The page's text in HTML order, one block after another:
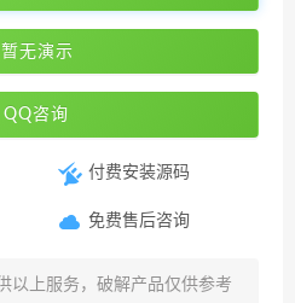
暂无演示
QQ咨询
付费安装源码
免费售后咨询
以上服务，破解产品仅供参考